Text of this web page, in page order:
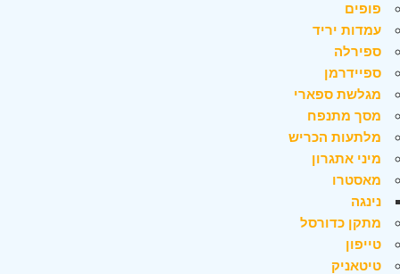
פופים
עמדות יריד
ספירלה
ספיידרמן
מגלשת ספארי
מסך מתנפח
מלתעות הכריש
מיני אתגרון
מאסטרו
נינגה
מתקן כדורסל
טייפון
טיטאניק